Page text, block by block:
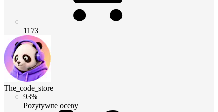
1173
The_code_store
93%
Pozytywne oceny